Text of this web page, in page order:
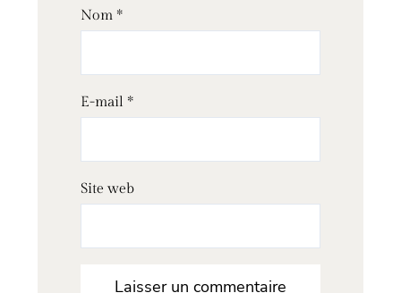
Nom *
E-mail *
Site web